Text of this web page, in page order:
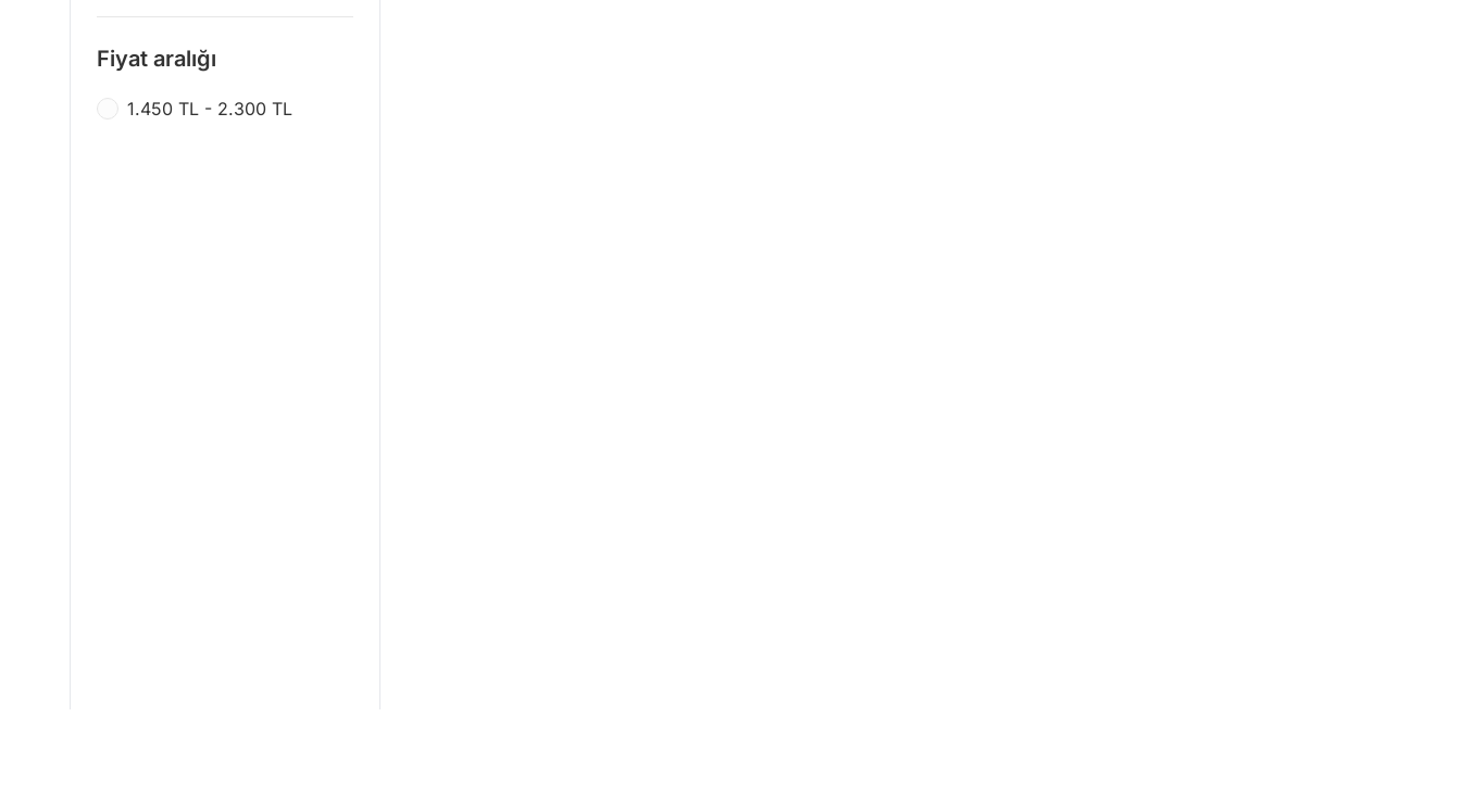
Fiyat aralığı
1.450 TL - 2.300 TL